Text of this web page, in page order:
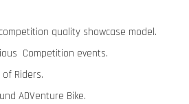
quality showcase model.
Competition events.
Riders.
ADVenture Bike.